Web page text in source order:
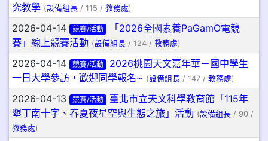
究教學 (設備組長 / 115 / 教務處)
2026-04-14 競賽/活動
「2026全國素養PaGamO電競
賽」線上競賽活動 (設備組長 / 124 / 教務處)
2026-04-14 競賽/活動
2026桃園天文嘉年華－國中學生
一日大學參訪，歡迎同學報名~ (設備組長 / 147 / 教務處)
2026-04-13 競賽/活動
臺北市立天文科學教育館「115年
墾丁南十字、春夏夜星空與生態之旅」活動 (設備組長 / 90 /
教務處)